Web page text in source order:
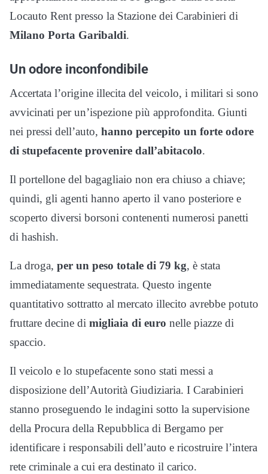
Locauto Rent presso la Stazione dei Carabinieri di
Milano Porta Garibaldi.
Un odore inconfondibile
Accertata l’origine illecita del veicolo, i militari si sono
avvicinati per un’ispezione più approfondita. Giunti
nei pressi dell’auto, hanno percepito un forte odore
di stupefacente provenire dall’abitacolo.
Il portellone del bagagliaio non era chiuso a chiave;
quindi, gli agenti hanno aperto il vano posteriore e
scoperto diversi borsoni contenenti numerosi panetti
di hashish.
La droga, per un peso totale di 79 kg, è stata
immediatamente sequestrata. Questo ingente
quantitativo sottratto al mercato illecito avrebbe potuto
fruttare decine di migliaia di euro nelle piazze di
spaccio.
Il veicolo e lo stupefacente sono stati messi a
disposizione dell’Autorità Giudiziaria. I Carabinieri
stanno proseguendo le indagini sotto la supervisione
della Procura della Repubblica di Bergamo per
identificare i responsabili dell’auto e ricostruire l’intera
rete criminale a cui era destinato il carico.